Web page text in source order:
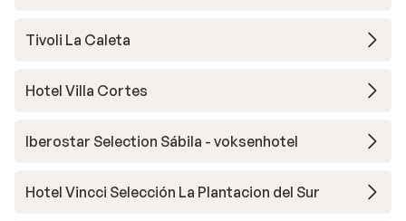
Tivoli La Caleta
Hotel Villa Cortes
Iberostar Selection Sábila - voksenhotel
Hotel Vincci Selección La Plantacion del Sur